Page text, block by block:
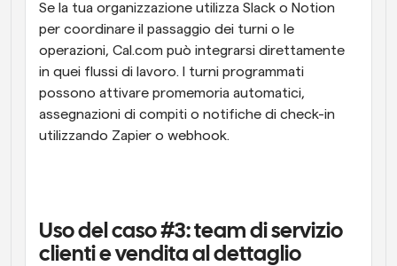
Se la tua organizzazione utilizza Slack o Notion
per coordinare il passaggio dei turni o le
operazioni, Cal.com può integrarsi direttamente
in quei flussi di lavoro. I turni programmati
possono attivare promemoria automatici,
assegnazioni di compiti o notifiche di check-in
utilizzando Zapier o webhook.
Uso del caso #3: team di servizio
clienti e vendita al dettaglio